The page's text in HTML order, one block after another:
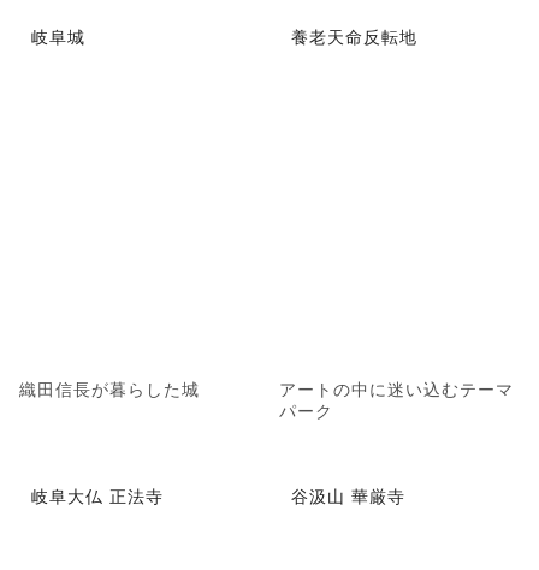
岐阜城
織田信長が暮らした城
養老天命反転地
アートの中に迷い込むテーマ
パーク
岐阜大仏 正法寺 谷汲山 華厳寺